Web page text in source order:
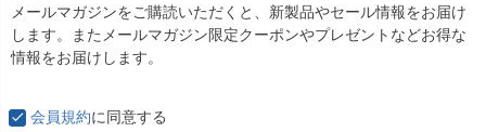
須
)
メールマガジンをご購読いただくと、新製品やセール情報をお届け
します。またメールマガジン限定クーポンやプレゼントなどお得な
情報をお届けします。
会員規約に同意する